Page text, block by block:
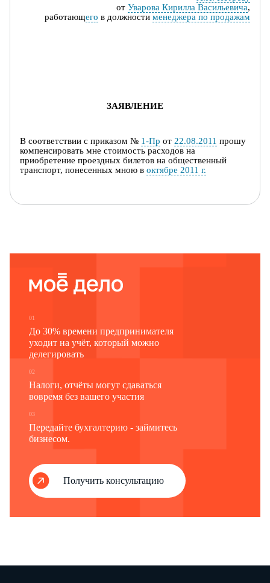
от Уварова Кирилла Васильевича,
работающего в должности менеджера по продажам
ЗАЯВЛЕНИЕ
В соответствии с приказом № 1-Пр от 22.08.2011 прошу
компенсировать мне стоимость расходов на
приобретение проездных билетов на общественный
транспорт, понесенных мною в октябре 2011 г.
Приложение: проездные билеты на сумму3000 (Три
01
До 30% времени предпринимателя
уходит на учёт, который можно
делегировать
02
Налоги, отчёты могут сдаваться
вовремя без вашего участия
03
Передайте бухгалтерию - займитесь
бизнесом.
Получить консультацию